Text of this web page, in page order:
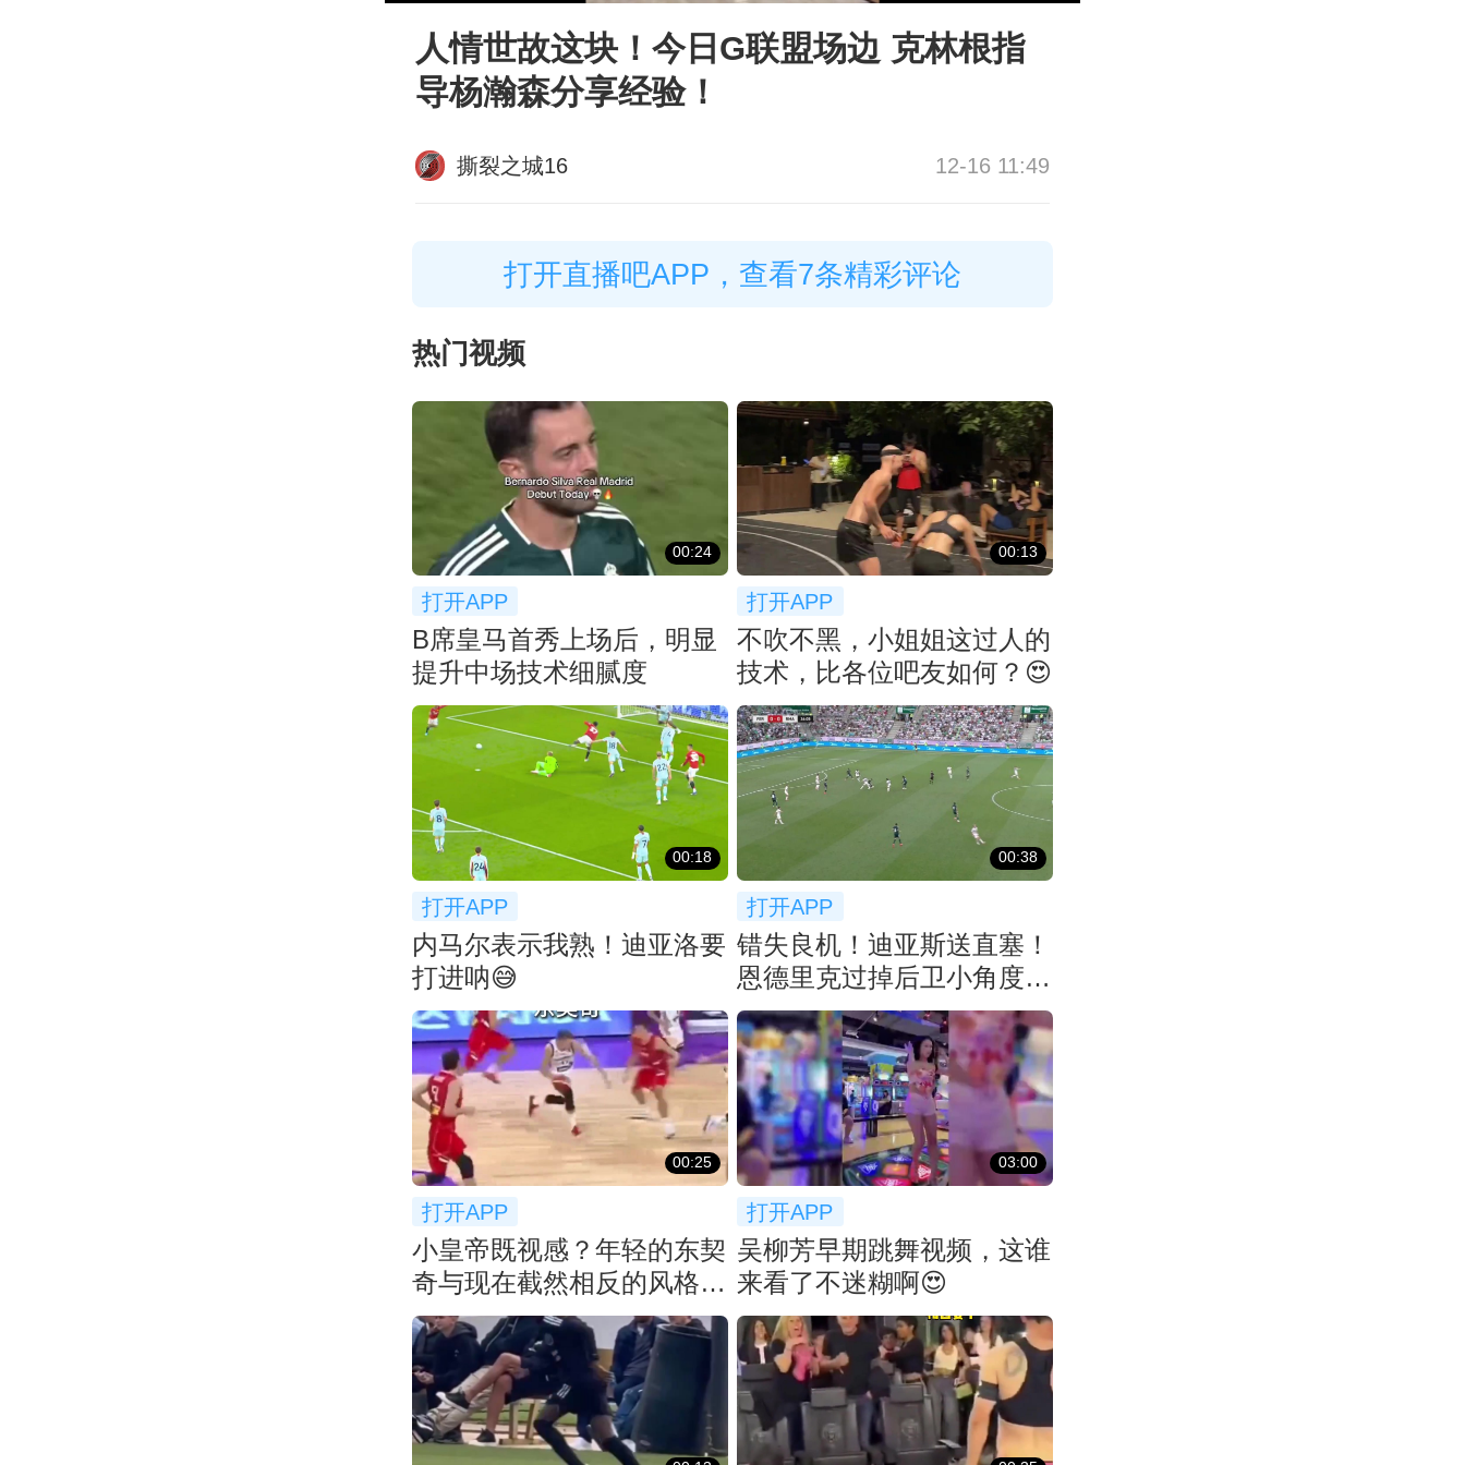
人情世故这块！今日G联盟场边 克林根指
导杨瀚森分享经验！
撕裂之城16 12-16 11:49
打开直播吧APP，查看7条精彩评论
热门视频
00:24
打开APP
B席皇马首秀上场后，明显
提升中场技术细腻度
00:13
打开APP
不吹不黑，小姐姐这过人的
技术，比各位吧友如何？😍
00:18
打开APP
内马尔表示我熟！迪亚洛要
打进呐😅
00:38
打开APP
错失良机！迪亚斯送直塞！
恩德里克过掉后卫小角度打
门被扑出
00:25
打开APP
小皇帝既视感？年轻的东契
奇与现在截然相反的风格
你更喜欢哪款
03:00
打开APP
吴柳芳早期跳舞视频，这谁
来看了不迷糊啊😍